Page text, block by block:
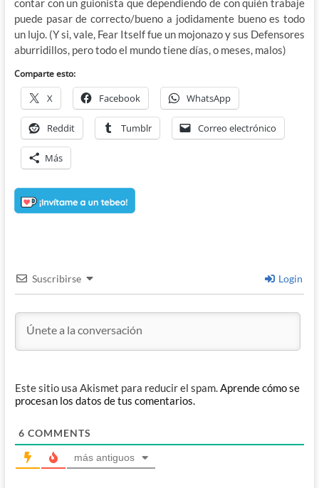
contar con un guionista que dependiendo de con quién trabaje
puede pasar de correcto/bueno a jodidamente bueno es todo
un lujo. (Y si, vale, Fear Itself fue un mojonazo y sus Defensores
aburridillos, pero todo el mundo tiene días, o meses, malos)
Comparte esto:
X Facebook WhatsApp
Reddit Tumblr Correo electrónico
Más
Suscribirse Login
Este sitio usa Akismet para reducir el spam.Aprende cómo se
procesan los datos de tus comentarios.
6 COMMENTS
más antiguos